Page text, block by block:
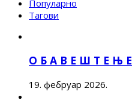
Популарно
Тагови
О Б А В Е Ш Т Е Њ Е
19. фебруар 2026.